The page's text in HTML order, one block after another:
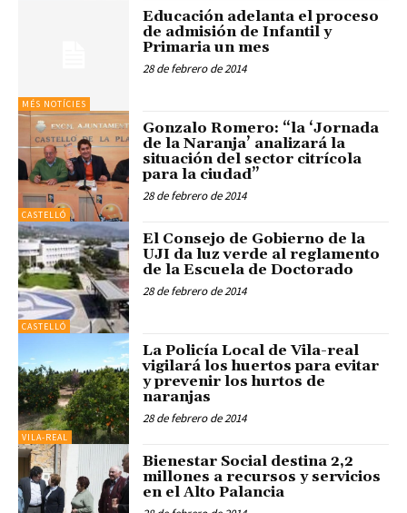
MÉS NOTÍCIES
Educación adelanta el proceso
de admisión de Infantil y
Primaria un mes
28 de febrero de 2014
CASTELLÓ
Gonzalo Romero: “la ‘Jornada
de la Naranja’ analizará la
situación del sector citrícola
para la ciudad”
28 de febrero de 2014
CASTELLÓ
El Consejo de Gobierno de la
UJI da luz verde al reglamento
de la Escuela de Doctorado
28 de febrero de 2014
VILA-REAL
La Policía Local de Vila-real
vigilará los huertos para evitar
y prevenir los hurtos de
naranjas
28 de febrero de 2014
Bienestar Social destina 2,2
millones a recursos y servicios
en el Alto Palancia